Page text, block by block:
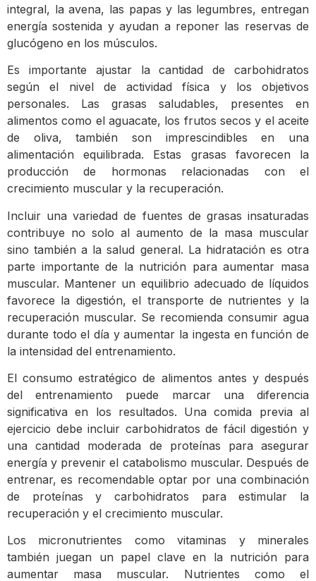
integral, la avena, las papas y las legumbres, entregan
energía sostenida y ayudan a reponer las reservas de
glucógeno en los músculos.
Es importante ajustar la cantidad de carbohidratos
según el nivel de actividad física y los objetivos
personales. Las grasas saludables, presentes en
alimentos como el aguacate, los frutos secos y el aceite
de oliva, también son imprescindibles en una
alimentación equilibrada. Estas grasas favorecen la
producción de hormonas relacionadas con el
crecimiento muscular y la recuperación.
Incluir una variedad de fuentes de grasas insaturadas
contribuye no solo al aumento de la masa muscular
sino también a la salud general. La hidratación es otra
parte importante de la nutrición para aumentar masa
muscular. Mantener un equilibrio adecuado de líquidos
favorece la digestión, el transporte de nutrientes y la
recuperación muscular. Se recomienda consumir agua
durante todo el día y aumentar la ingesta en función de
la intensidad del entrenamiento.
El consumo estratégico de alimentos antes y después
del entrenamiento puede marcar una diferencia
significativa en los resultados. Una comida previa al
ejercicio debe incluir carbohidratos de fácil digestión y
una cantidad moderada de proteínas para asegurar
energía y prevenir el catabolismo muscular. Después de
entrenar, es recomendable optar por una combinación
de proteínas y carbohidratos para estimular la
recuperación y el crecimiento muscular.
Los micronutrientes como vitaminas y minerales
también juegan un papel clave en la nutrición para
aumentar masa muscular. Nutrientes como el